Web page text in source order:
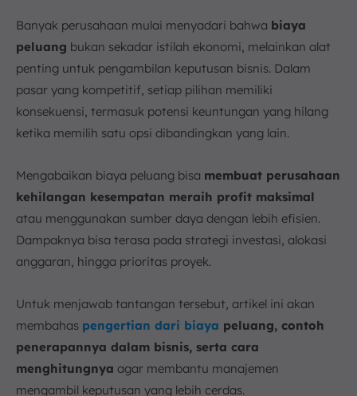
Keuangan
a. Studi Kasus 1: Penggunaan Gedung untuk
Operasional Bisnis
b. Studi Kasus 2: Investasi Laba
7. Jenis-jenis Biaya Peluang
a. Biaya Peluang Implisit (Implicit Cost)
8. Faktor-faktor yang Memengaruhi Biaya Peluang
a. Keterbatasan Sumber Daya
b. Ketersediaan dan Kualitas Alternatif Pilihan
9. Dimensi yang Perlu Dipertimbangkan
a. Waktu
c. Kesempatan Investasi
d. Pertimbangan Non-Moneter
10. Kapan Perhitungan Biaya Peluang Paling
Dibutuhkan dalam Bisnis?
Banyak perusahaan mulai menyadari bahwa biaya
peluang bukan sekadar istilah ekonomi, melainkan alat
penting untuk pengambilan keputusan bisnis. Dalam
pasar yang kompetitif, setiap pilihan memiliki
konsekuensi, termasuk potensi keuntungan yang hilang
ketika memilih satu opsi dibandingkan yang lain.
Mengabaikan biaya peluang bisa membuat perusahaan
kehilangan kesempatan meraih profit maksimal
atau menggunakan sumber daya dengan lebih efisien.
Dampaknya bisa terasa pada strategi investasi, alokasi
anggaran, hingga prioritas proyek.
Untuk menjawab tantangan tersebut, artikel ini akan
membahas pengertian dari biaya peluang, contoh
penerapannya dalam bisnis, serta cara
menghitungnya agar membantu manajemen
mengambil keputusan yang lebih cerdas.